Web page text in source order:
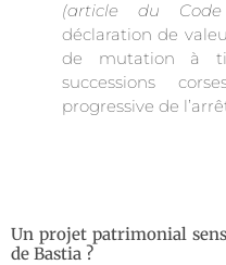
(article du
déclaration de
de mutation à
successions
progressive de
Un projet patrimonial
de Bastia ?